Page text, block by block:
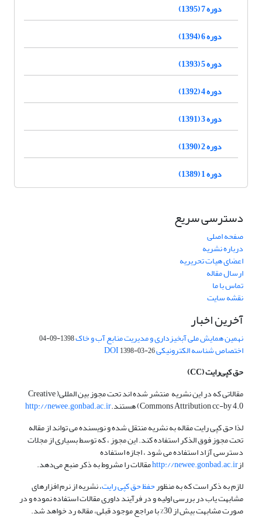
دوره 7 (1395)
دوره 6 (1394)
دوره 5 (1393)
دوره 4 (1392)
دوره 3 (1391)
دوره 2 (1390)
دوره 1 (1389)
دسترسی سریع
صفحه اصلی
درباره نشریه
اعضای هیات تحریریه
ارسال مقاله
تماس با ما
نقشه سایت
آخرین اخبار
نهمین همایش ملی آبخیزداری و مدیریت منابع آب و خاک1398-09-04
اختصاص شناسه الکترونیکی DOI1398-03-26
حق کپی‌رایت(CC)
مقالاتی که در این نشریه منتشر شده اند تحت مجوز بین المللی( Creative
Commons Attribution cc-by 4.0) هستند.
http://newee.gonbad.ac.ir
لذا حق کپی رایت مقاله به نشریه منتقل شده و نویسنده می تواند از مقاله
تحت مجوز فوق الذکر استفاده کند. این مجوز ، که توسط بسیاری از مجلات
دسترسی آزاد استفاده می شود ، اجازه استفاده
ازhttp://newee.gonbad.ac.irمقالات را مشروط به ذکر منبع می‌دهد.
لازم به ذکر است که به منظورحفظ حق کپی رایت، نشریه از نرم افزارهای
مشابهت یاب در بررسی اولیه و در فرآیند داوری مقالات استفاده نموده و در
صورت مشابهت بیش از 30% با مراجع موجود قبلی، مقاله رد خواهد شد.